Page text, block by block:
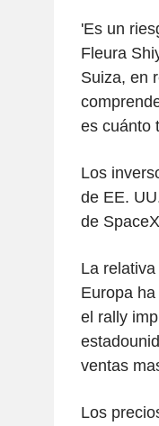
'Es un
Fleura
Suiza, en
es cuánto
Los
de EE.
de
La
Europa
el rally
ventas
Los